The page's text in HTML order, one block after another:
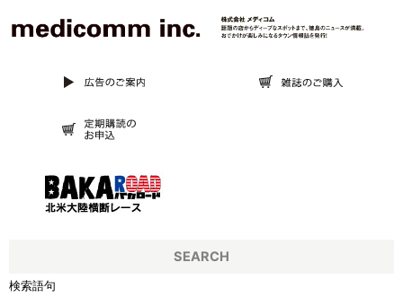
SEARCH
検索語句